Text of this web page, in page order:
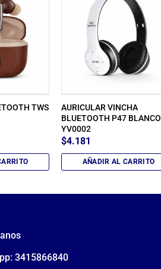
TWS
AURICULAR VINCHA
BLUETOOTH P47 BLANCO
YV0002
$4.181
AÑADIR AL CARRITO
3415866840